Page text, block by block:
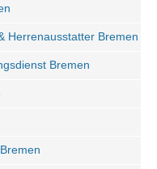
Herrenausstatter Bremen
Bremen